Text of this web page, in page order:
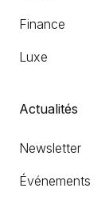
Finance
Luxe
Actualités
Newsletter
Événements